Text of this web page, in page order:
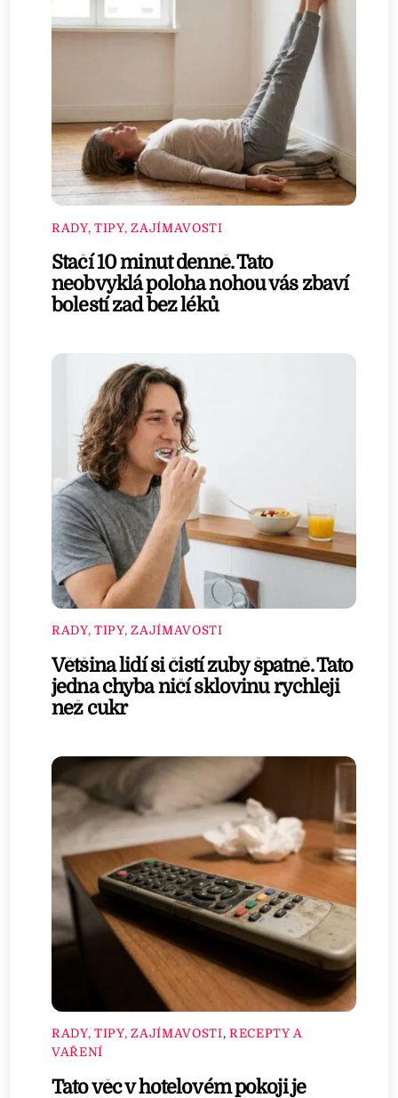
RADY, TIPY, ZAJÍMAVOSTI
Stačí 10 minut denně. Tato
neobvyklá poloha nohou vás zbaví
bolestí zad bez léků
RADY, TIPY, ZAJÍMAVOSTI
Většina lidí si čistí zuby špatně. Tato
jedna chyba ničí sklovinu rychleji
než cukr
RADY, TIPY, ZAJÍMAVOSTI, RECEPTY A
VAŘENÍ
Tato věc v hotelovém pokoji je